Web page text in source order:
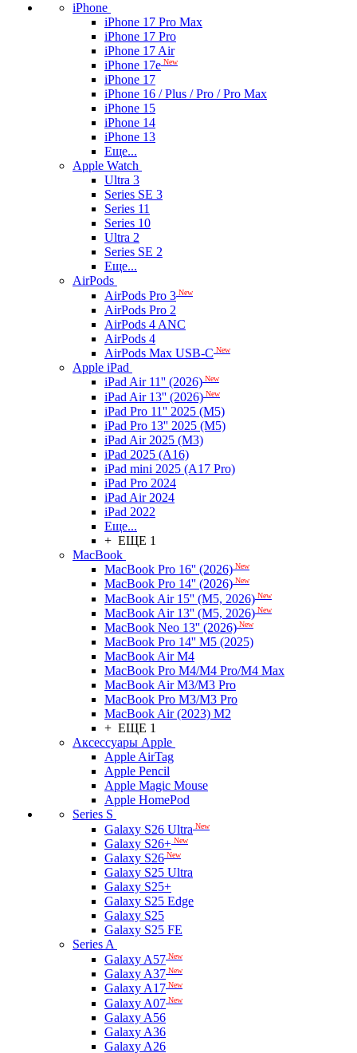
iPhone
iPhone 17 Pro Max
iPhone 17 Pro
iPhone 17 Air
iPhone 17e New
iPhone 17
iPhone 16 / Plus / Pro / Pro Max
iPhone 15
iPhone 14
iPhone 13
Еще...
Apple Watch
Ultra 3
Series SE 3
Series 11
Series 10
Ultra 2
Series SE 2
Еще...
AirPods
AirPods Pro 3 New
AirPods Pro 2
AirPods 4 ANC
AirPods 4
AirPods Max USB-C New
Apple iPad
iPad Air 11'' (2026) New
iPad Air 13'' (2026) New
iPad Pro 11'' 2025 (M5)
iPad Pro 13'' 2025 (M5)
iPad Air 2025 (M3)
iPad 2025 (A16)
iPad mini 2025 (A17 Pro)
iPad Pro 2024
iPad Air 2024
iPad 2022
Еще...
+ ЕЩЕ 1
MacBook
MacBook Pro 16'' (2026) New
MacBook Pro 14'' (2026) New
MacBook Air 15'' (M5, 2026) New
MacBook Air 13'' (M5, 2026) New
MacBook Neo 13'' (2026) New
MacBook Pro 14'' M5 (2025)
MacBook Air M4
MacBook Pro M4/M4 Pro/M4 Max
MacBook Air M3/M3 Pro
MacBook Pro M3/M3 Pro
MacBook Air (2023) M2
+ ЕЩЕ 1
Аксессуары Apple
Apple AirTag
Apple Pencil
Apple Magic Mouse
Apple HomePod
Series S
Galaxy S26 Ultra New
Galaxy S26+ New
Galaxy S26 New
Galaxy S25 Ultra
Galaxy S25+
Galaxy S25 Edge
Galaxy S25
Galaxy S25 FE
Series A
Galaxy A57 New
Galaxy A37 New
Galaxy A17 New
Galaxy A07 New
Galaxy A56
Galaxy A36
Galaxy A26